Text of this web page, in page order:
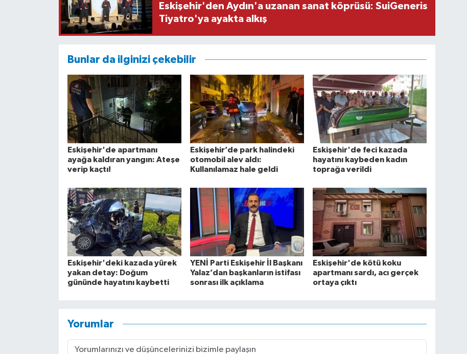
Eskişehir'den Aydın'a uzanan sanat köprüsü: SuiGeneris
Tiyatro'ya ayakta alkış
Bunlar da ilginizi çekebilir
Eskişehir'de apartmanı
ayağa kaldıran yangın: Ateşe
verip kaçtı!
Eskişehir’de park halindeki
otomobil alev aldı:
Kullanılamaz hale geldi
Eskişehir'de feci kazada
hayatını kaybeden kadın
toprağa verildi
Eskişehir'deki kazada yürek
yakan detay: Doğum
gününde hayatını kaybetti
YENİ Parti Eskişehir İl Başkanı
Yalaz’dan başkanların istifası
sonrası ilk açıklama
Eskişehir'de kötü koku
apartmanı sardı, acı gerçek
ortaya çıktı
Yorumlar